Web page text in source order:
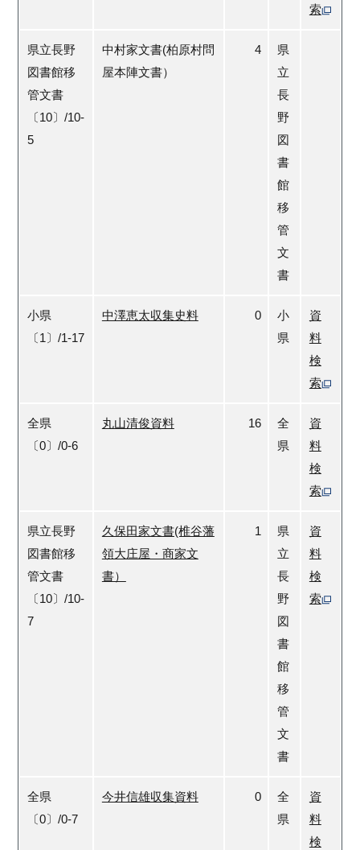
索
県立長野
図書館移
管文書
〔10〕/10-
5
中村家文書(柏原村問
屋本陣文書）
4
県
立
長
野
図
書
館
移
管
文
書
小県
〔1〕/1-17
中澤恵太収集史料 0
小
県
資
料
検
索
全県
〔0〕/0-6
丸山清俊資料 16
全
県
資
料
検
索
県立長野
図書館移
管文書
〔10〕/10-
7
久保田家文書(椎谷藩
領大庄屋・商家文
書）
1
県
立
長
野
図
書
館
移
管
文
書
資
料
検
索
全県
〔0〕/0-7
今井信雄収集資料 0
全
県
資
料
検